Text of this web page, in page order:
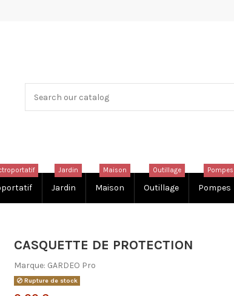
Jardin
Jardin
Maison
Maison
Outillage
Outillage
Pompes
Pompes
CASQUETTE DE PROTECTION
Marque: GARDEO Pro
Rupture de stock